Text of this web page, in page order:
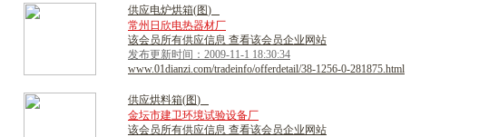
供应电炉烘箱(图)
常州日欣电热器材厂
该会员所有供应信息 查看该会员企业网站
发布更新时间：2009-11-1 18:30:34
www.01dianzi.com/tradeinfo/offerdetail/38-1256-0-281875.html
供应烘料箱(图)
金坛市建卫环境试验设备厂
该会员所有供应信息 查看该会员企业网站